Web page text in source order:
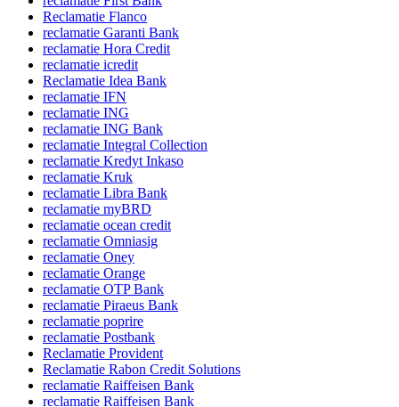
Reclamatie Flanco
reclamatie Garanti Bank
reclamatie Hora Credit
reclamatie icredit
Reclamatie Idea Bank
reclamatie IFN
reclamatie ING
reclamatie ING Bank
reclamatie Integral Collection
reclamatie Kredyt Inkaso
reclamatie Kruk
reclamatie Libra Bank
reclamatie myBRD
reclamatie ocean credit
reclamatie Omniasig
reclamatie Oney
reclamatie Orange
reclamatie OTP Bank
reclamatie Piraeus Bank
reclamatie poprire
reclamatie Postbank
Reclamatie Provident
Reclamatie Rabon Credit Solutions
reclamatie Raiffeisen Bank
reclamatie Raiffeisen Bank